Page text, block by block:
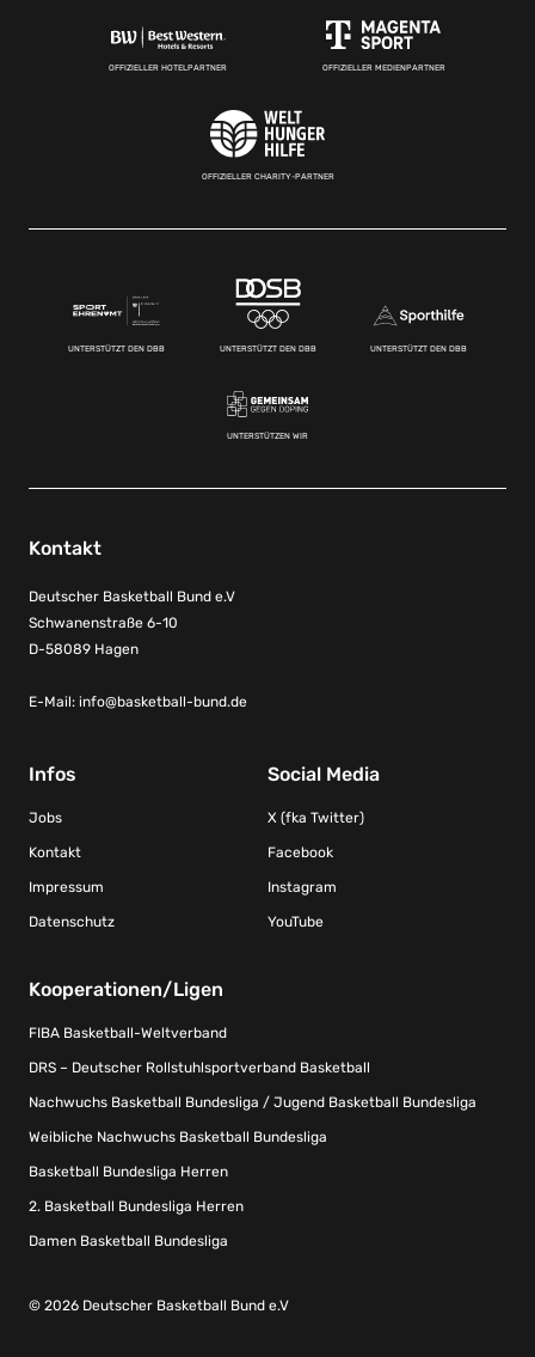
OFFIZIELLER HOTELPARTNER OFFIZIELLER MEDIENPARTNER
OFFIZIELLER CHARITY-PARTNER
UNTERSTÜTZT DEN DBB UNTERSTÜTZT DEN DBB UNTERSTÜTZT DEN DBB
UNTERSTÜTZEN WIR
Kontakt
Deutscher Basketball Bund e.V
Schwanenstraße 6-10
D-58089 Hagen
E-Mail: info@basketball-bund.de
Infos
Jobs
Kontakt
Impressum
Datenschutz
Social Media
X (fka Twitter)
Facebook
Instagram
YouTube
Kooperationen/Ligen
FIBA Basketball-Weltverband
DRS – Deutscher Rollstuhlsportverband Basketball
Nachwuchs Basketball Bundesliga / Jugend Basketball Bundesliga
Weibliche Nachwuchs Basketball Bundesliga
Basketball Bundesliga Herren
2. Basketball Bundesliga Herren
Damen Basketball Bundesliga
© 2026 Deutscher Basketball Bund e.V